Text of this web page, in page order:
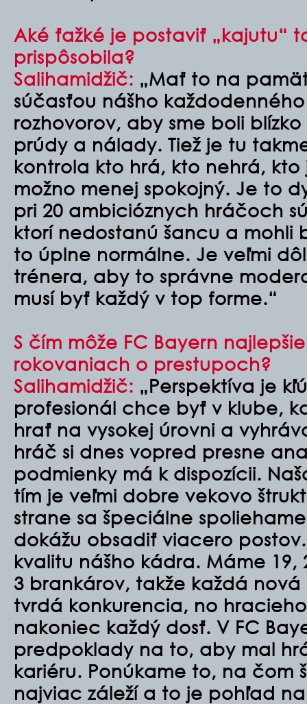
Aké ťažké je postaviť „kajutu“
prispôsobila?
Salihamidžič: „Mať to na
súčasťou nášho
rozhovorov, aby sme boli
prúdy a nálady. Tiež je tu
kontrola kto hrá, kto nehrá, kto
možno menej spokojný. Je to
pri 20 ambicióznych hráčoch
ktorí nedostanú šancu a mohli
to úplne normálne. Je veľmi
trénera, aby to správne
musí byť každý v top forme.“
S čím môže FC Bayern
rokovaniach o prestupoch?
Salihamidžič: „Perspektíva je
profesionál chce byť v klube,
hrať na vysokej úrovni a
hráč si dnes vopred presne
podmienky má k dispozícii.
tím je veľmi dobre vekovo
strane sa špeciálne
dokážu obsadiť viacero
kvalitu nášho kádra. Máme 19,
3 brankárov, takže každá nová
tvrdá konkurencia, no
nakoniec každý dosť. V FC
predpoklady na to, aby mal
kariéru. Ponúkame to, na čom
najviac záleží a to je pohľad